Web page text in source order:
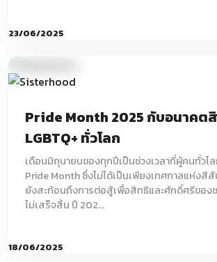
23/06/2025
Pride Month 2025 กับอนาคต
LGBTQ+ ทั่วโลก
เดือนมิถุนายนของทุกปีเป็นช่วงเวลาที่ผู้คนทั่วโ
Pride Month ซึ่งไม่ได้เป็นเพียงเทศกาลแห่งสี
ยังสะท้อนถึงการต่อสู้เพื่อสิทธิและศักดิ์ศรีของช
ไม่เสร็จสิ้น ปี 202...
18/06/2025